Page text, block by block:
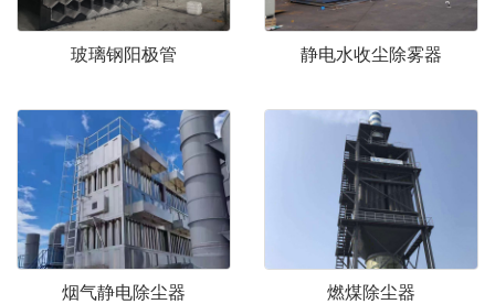
玻璃钢阳极管 静电水收尘除雾器
烟气静电除尘器 燃煤除尘器